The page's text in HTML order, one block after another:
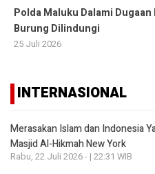
Polda Maluku Dalami
Burung Dilindungi
25 Juli 2026
INTERNASIONAL
Merasakan Islam dan Indonesia
Masjid Al-Hikmah New York
Rabu, 22 Juli 2026 - | 22:31 WIB